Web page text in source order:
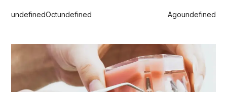
undefinedOctundefined Agoundefined